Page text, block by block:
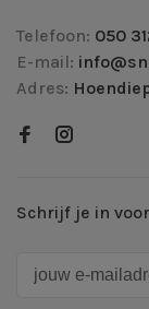
Telefoon: 050
E-mail:
Adres:
Schrijf je in